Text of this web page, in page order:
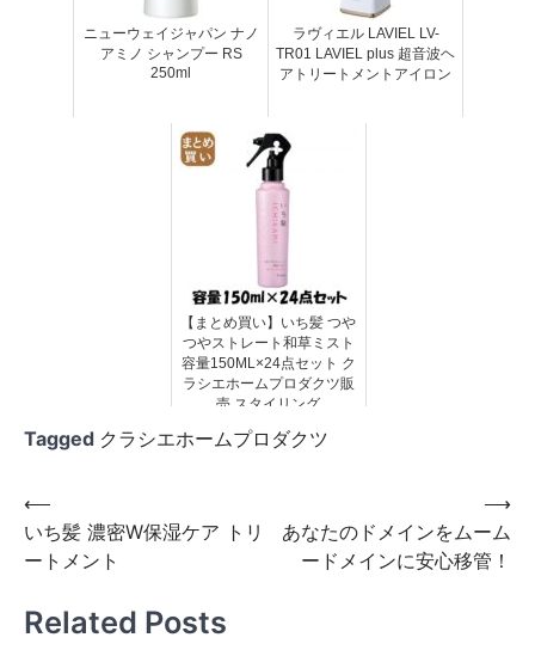
ニューウェイジャパン ナノ
アミノ シャンプー RS
250ml
ラヴィエル LAVIEL LV-
TR01 LAVIEL plus 超音波ヘ
アトリートメントアイロン
【まとめ買い】いち髪 つや
つやストレート和草ミスト
容量150ML×24点セット ク
ラシエホームプロダクツ販
売 スタイリング
Tagged クラシエホームプロダクツ
投
稿
ビ
⟵
いち髪 濃密W保湿ケア トリ
ートメント
あなたのドメインをムーム
ードメインに安心移管！
⟶
Related Posts